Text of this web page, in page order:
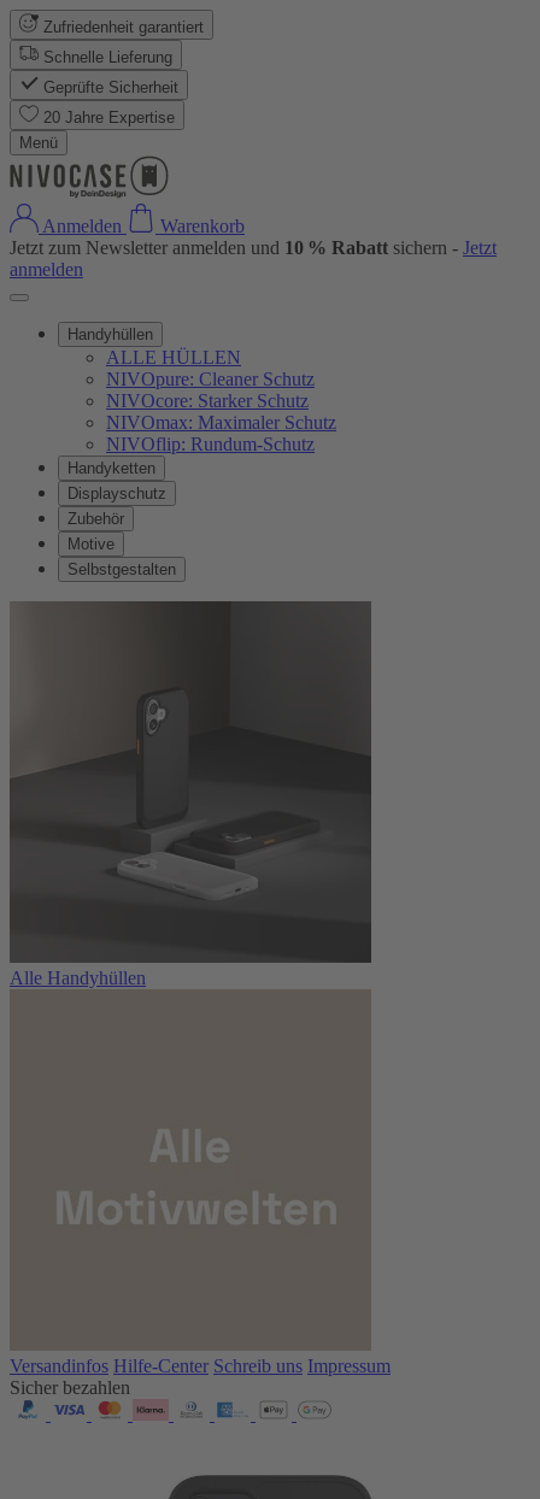
Zufriedenheit garantiert
Schnelle Lieferung
Geprüfte Sicherheit
20 Jahre Expertise
Menü
Anmelden
Warenkorb
Jetzt zum Newsletter anmelden und 10 % Rabatt sichern - Jetzt
anmelden
Handyhüllen
ALLE HÜLLEN
NIVOpure: Cleaner Schutz
NIVOcore: Starker Schutz
NIVOmax: Maximaler Schutz
NIVOflip: Rundum-Schutz
Handyketten
Displayschutz
Zubehör
Motive
Selbstgestalten
Alle Handyhüllen
Versandinfos Hilfe-Center Schreib uns Impressum
Sicher bezahlen